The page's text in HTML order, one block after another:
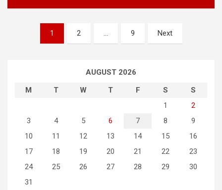
1 2 … 9 Next
AUGUST 2026
M
T W T F S
S
1
2
3
4 5 6 7 8
9
10
11 12 13 14 15
16
17
18 19 20 21 22
23
24
25 26 27 28 29
30
31